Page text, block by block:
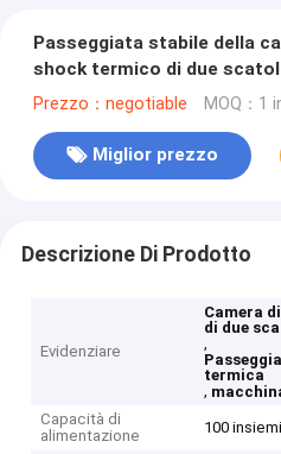
Passeggiata stabile della
shock termico di due
collaudo a scosse 100L
Prezzo：negotiable MOQ：1
Miglior prezzo
Descrizione Di Prodotto
Evidenziare
Camera
di due
,
termica
,
Capacità di
alimentazione
100